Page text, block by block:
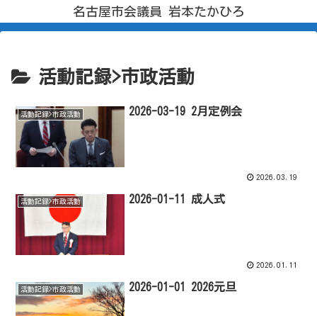
名古屋市会議員 岩本たかひろ
活動記録>市政活動
活動記録>市政活動 2026-03-19 2月定例会
2026.03.19
活動記録>市政活動 2026-01-11 成人式
2026.01.11
活動記録>市政活動 2026-01-01 2026元旦